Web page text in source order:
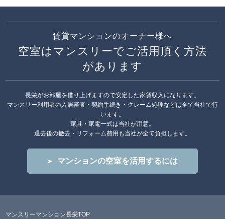
賃貸マンションのオーナー様へ
空室はマンスリーでご活用頂く方法
があります
長栄がお部屋を借り上げますので安定した家賃収入になります。
マンスリー利用者の入居審査・契約手続き・クレーム処理などは全て当社で行
います。
家具・家電一式は当社が用意。
退去後の撤去・リフォーム費用も当社が全て負担します。
マンションの空室を活用するには
マンスリーマンション長栄TOP